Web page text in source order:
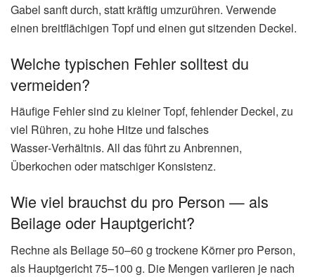
Gabel sanft durch, statt kräftig umzurühren. Verwende
einen breitflächigen Topf und einen gut sitzenden Deckel.
Welche typischen Fehler solltest du
vermeiden?
Häufige Fehler sind zu kleiner Topf, fehlender Deckel, zu
viel Rühren, zu hohe Hitze und falsches
Wasser‑Verhältnis. All das führt zu Anbrennen,
Überkochen oder matschiger Konsistenz.
Wie viel brauchst du pro Person — als
Beilage oder Hauptgericht?
Rechne als Beilage 50–60 g trockene Körner pro Person,
als Hauptgericht 75–100 g. Die Mengen variieren je nach